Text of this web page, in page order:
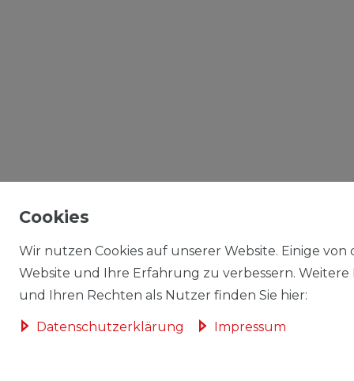
Cookies
Wir nutzen Cookies auf unserer Website. Einige
Website und Ihre Erfahrung zu verbessern.
und Ihren Rechten als Nutzer finden Sie hier:
Daten­schutz­erklärung Impressum